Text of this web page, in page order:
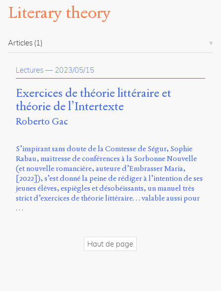
revue
Présentation
Publier
À
propos
du
site
Archipel
Mastodon
Université
de
Sherbrooke
Literary theory
Articles (1)
Lectures — 2023/05/15
Exercices de théorie littéraire et
théorie de l’Intertexte
Roberto Gac
S’inspirant sans doute de la Comtesse de Ségur, Sophie
Rabau, maîtresse de conférences à la Sorbonne Nouvelle
(et nouvelle romancière, auteure d’Embrasser Maria,
[2022]), s’est donné la peine de rédiger à l’intention de ses
jeunes élèves, espiègles et désobéissants, un manuel très
strict d’exercices de théorie littéraire… valable aussi pour
…
Haut de page